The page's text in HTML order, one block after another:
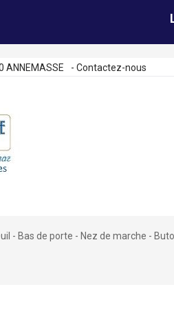
ANNEMASSE - Contactez-nous
- Bas de porte - Nez de marche -